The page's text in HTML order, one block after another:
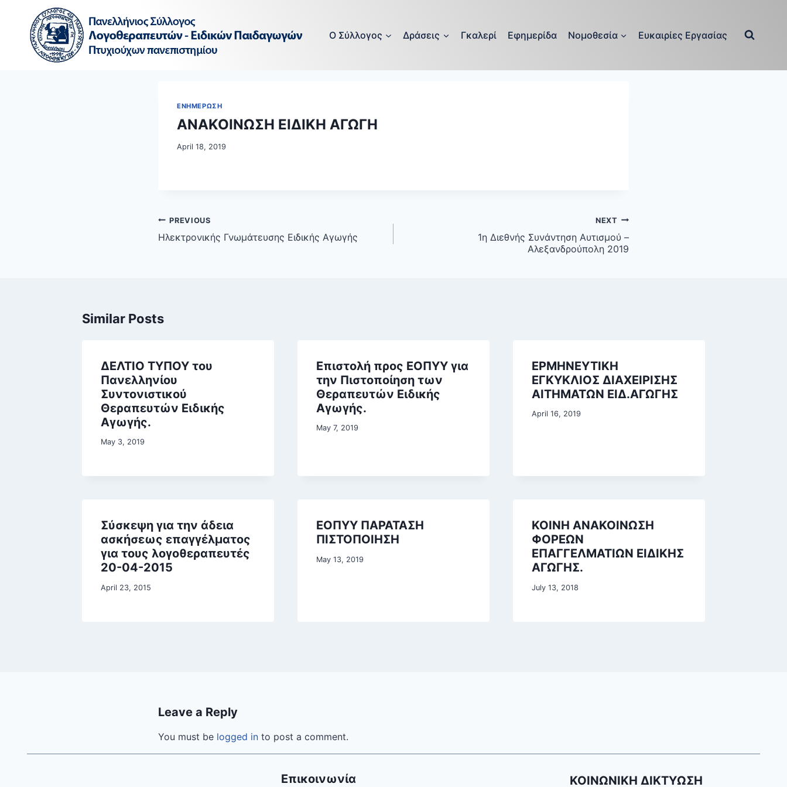
content
O Σύλλογος Δράσεις Γκαλερί Εφημερίδα Νομοθεσία Ευκαιρίες Εργασίας
ΕΝΗΜΕΡΩΣΗ
ΑΝΑΚΟΙΝΩΣΗ ΕΙΔΙΚΗ ΑΓΩΓΗ
April 18, 2019
Post
navigation
PREVIOUS
Ηλεκτρονικής Γνωμάτευσης Ειδικής Αγωγής
NEXT
1η Διεθνής Συνάντηση Αυτισμού –
Αλεξανδρούπολη 2019
Similar Posts
ΔΕΛΤΙΟ ΤΥΠΟΥ του
Πανελληνίου
Συντονιστικού
Θεραπευτών Ειδικής
Αγωγής.
May 3, 2019
Επιστολή προς ΕΟΠΥΥ για
την Πιστοποίηση των
Θεραπευτών Ειδικής
Αγωγής.
May 7, 2019
ΕΡΜΗΝΕΥΤΙΚΗ
ΕΓΚΥΚΛΙΟΣ ΔΙΑΧΕΙΡΙΣΗΣ
ΑΙΤΗΜΑΤΩΝ ΕΙΔ.ΑΓΩΓΗΣ
April 16, 2019
Σύσκεψη για την άδεια
ασκήσεως επαγγέλματος
για τους λογοθεραπευτές
20-04-2015
April 23, 2015
ΕΟΠΥΥ ΠΑΡΑΤΑΣΗ
ΠΙΣΤΟΠΟΙΗΣΗ
May 13, 2019
ΚΟΙΝΗ ΑΝΑΚΟΙΝΩΣΗ
ΦΟΡΕΩΝ
ΕΠΑΓΓΕΛΜΑΤΙΩΝ ΕΙΔΙΚΗΣ
ΑΓΩΓΗΣ.
July 13, 2018
Leave a Reply
You must be logged in to post a comment.
Επικοινωνία ΚΟΙΝΩΝΙΚΗ ΔΙΚΤΥΩΣΗ